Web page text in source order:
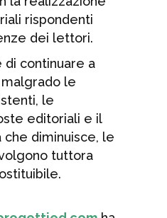
rispondenti
dei lettori.
di continuare a
le
le
editoriali e il
diminuisce, le
tuttora